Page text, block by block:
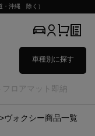
車種別に探す
フロアマット 即納
ヴォクシー商品一覧